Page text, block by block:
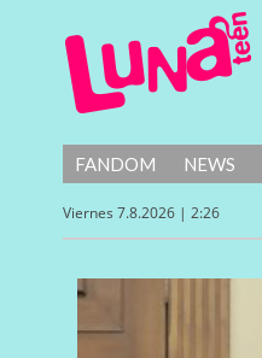
FANDOM NEWS
Viernes 7.8.2026 | 2:26